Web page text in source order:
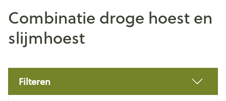
Combinatie droge hoest en
slijmhoest
Filteren